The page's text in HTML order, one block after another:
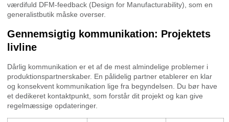
værdifuld DFM-feedback (Design for Manufacturability), som en
generalistbutik måske overser.
Gennemsigtig kommunikation: Projektets
livline
Dårlig kommunikation er et af de mest almindelige problemer i
produktionspartnerskaber. En pålidelig partner etablerer en klar
og konsekvent kommunikation lige fra begyndelsen. Du bør have
et dedikeret kontaktpunkt, som forstår dit projekt og kan give
regelmæssige opdateringer.